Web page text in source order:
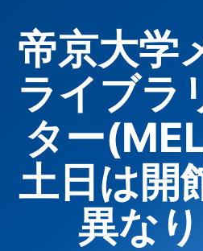
ー
帝京大学
ライブ
ター
土日は開
異な